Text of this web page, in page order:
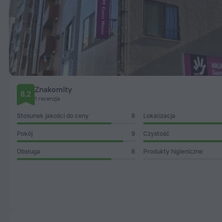
8,2 Znakomity
1 recenzja
Stosunek jakości do ceny 8 Lokalizacja
Pokój 9 Czystość
Obsługa 8 Produkty higieniczne